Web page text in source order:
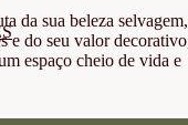
da sua beleza selvagem,
e do seu valor
espaço cheio de vida e